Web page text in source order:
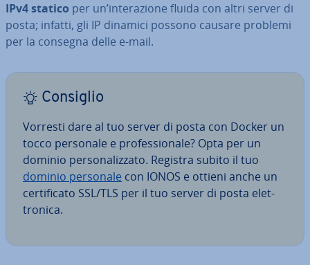
IPv4 statico per un’in­te­ra­zio­ne fluida con altri server di
posta; infatti, gli IP dinamici possono causare problemi
per la consegna delle e-mail.
Consiglio
Vorresti dare al tuo server di posta con Docker un
tocco personale e pro­fes­sio­na­le? Opta per un
dominio per­so­na­liz­za­to. Registra subito il tuo
dominio personale con IONOS e ottieni anche un
cer­ti­fi­ca­to SSL/TLS per il tuo server di posta elet­
tro­ni­ca.